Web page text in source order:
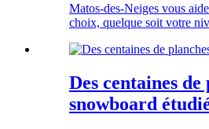
Matos-des-Neiges vous
choix, quelque soit votre
Des centaines de
snowboard